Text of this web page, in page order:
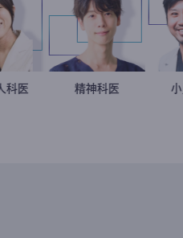
稲葉可奈子
産婦人科医 藤野智哉
精神科医